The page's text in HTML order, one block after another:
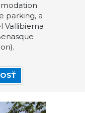
parking, a
Vallibierna